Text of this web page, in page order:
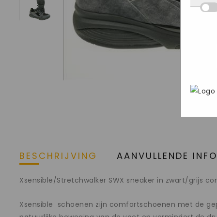
BESCHRIJVING AANVULLENDE
Xsensible/Stretchwalker SWX sneaker in zwart/grijs
Xsensible schoenen zijn comfortschoenen met de
hij
we
In